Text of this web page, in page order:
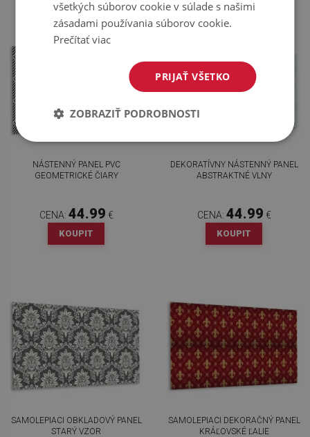
NÁSTENNÝ PANEL PVC
GEOMETRICKÉ ČIARY
CENA: 44.99 €
KOUPIT
DEKORATÍVNY NÁSTENNÝ PANEL
ABSTRAKTNÉ VLNY
CENA: 44.99 €
KOUPIT
SAMOLEPIACI OBKLADOVÝ PANEL
STARÝ VZOR
SAMOLEPIACI DEKORAČNÝ PANEL
KRÁĽOVSKÉ ĽALIE
všetkých súborov cookie v súlade s našimi
zásadami používania súborov cookie.
Prečítať viac
PRIJAŤ VŠETKO
ZOBRAZIŤ PODROBNOSTI